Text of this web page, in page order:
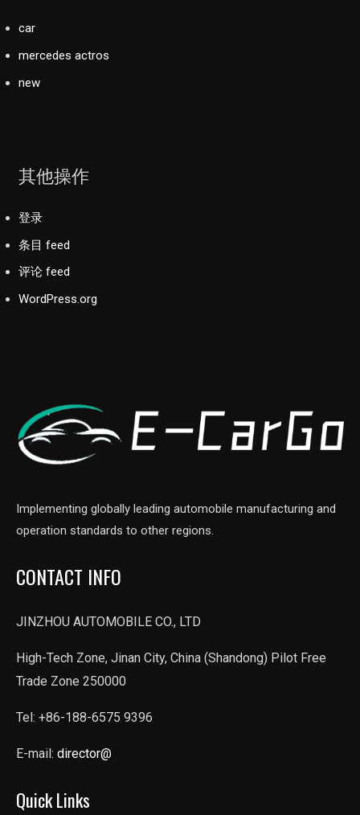
car
mercedes actros
new
其他操作
登录
条目 feed
评论 feed
WordPress.org
Implementing globally leading automobile manufacturing and
operation standards to other regions.
CONTACT INFO
JINZHOU AUTOMOBILE CO., LTD
High-Tech Zone, Jinan City, China (Shandong) Pilot Free
Trade Zone 250000
Tel: +86-188-6575 9396
E-mail: director@
Quick Links